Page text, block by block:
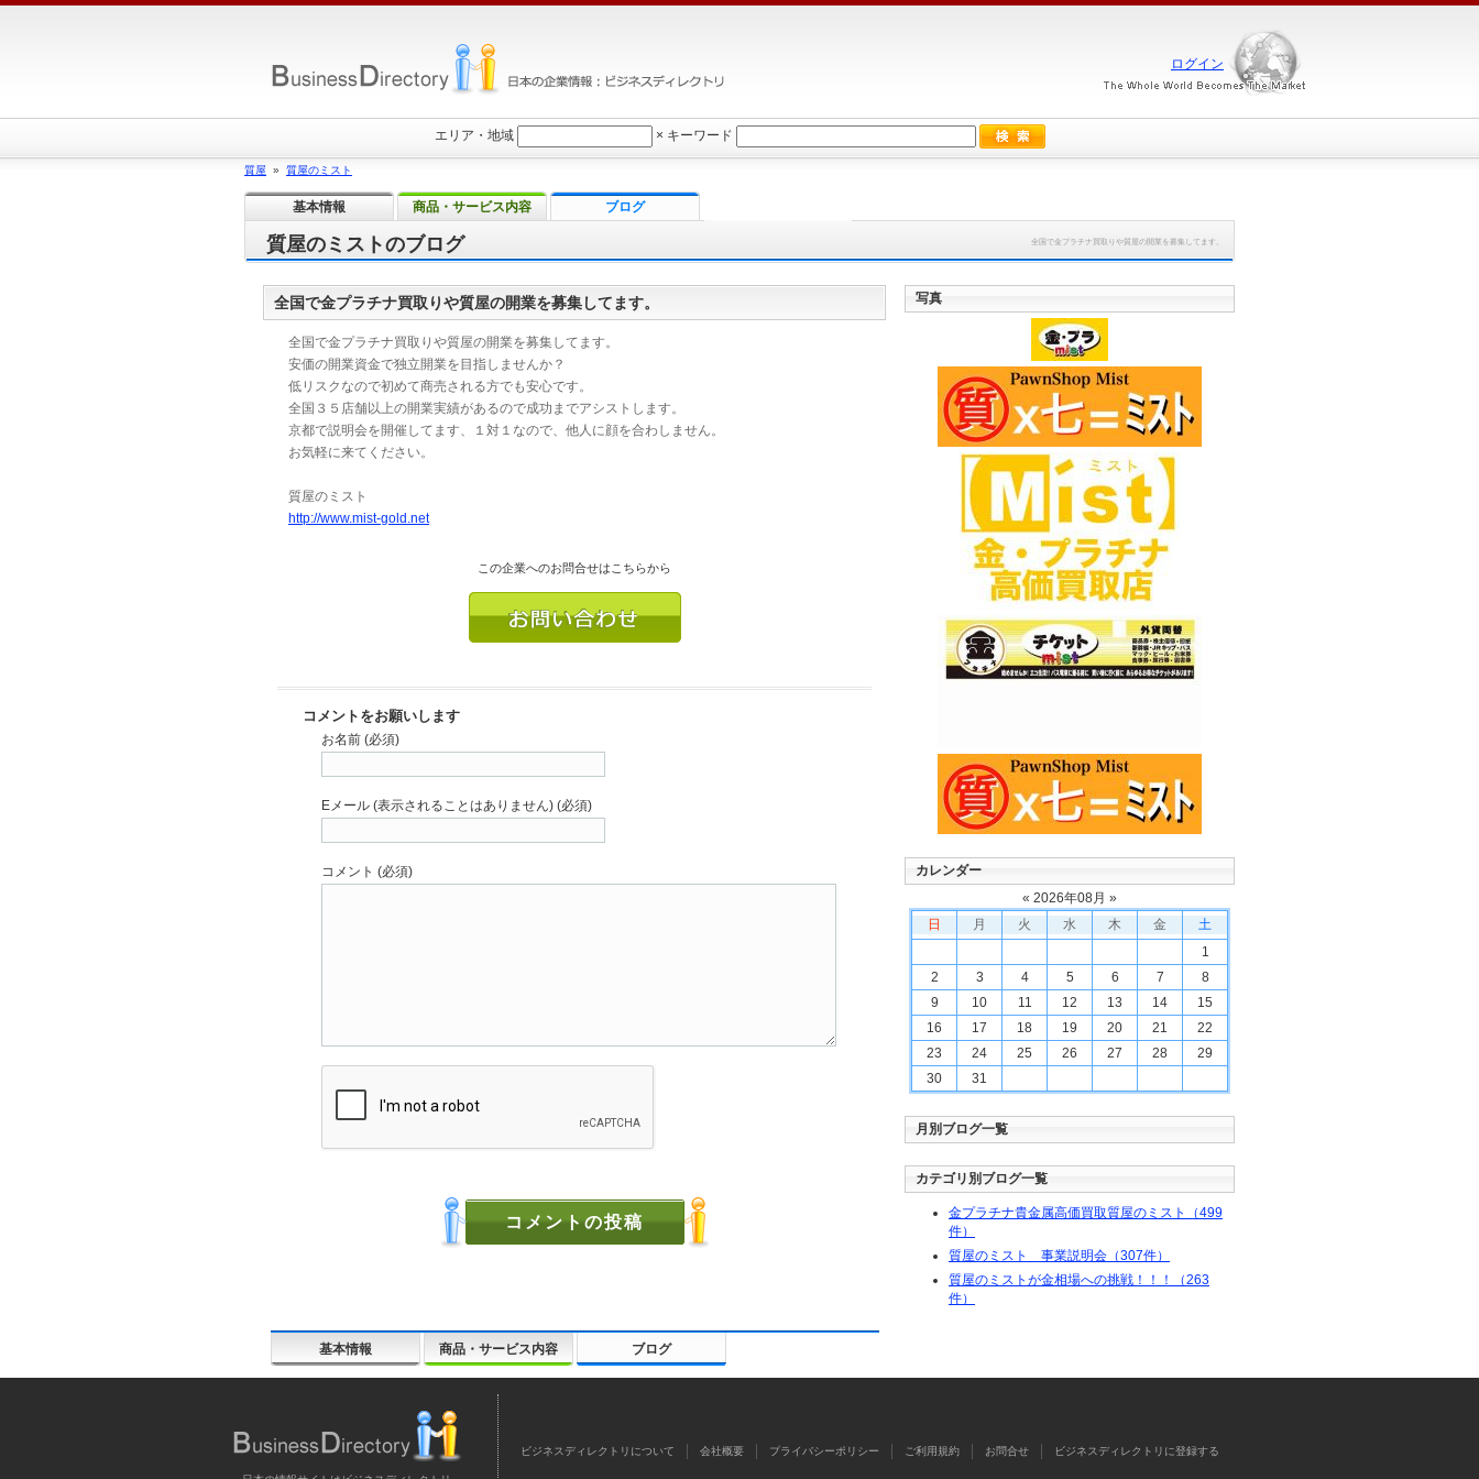
全国で金プラチナ買取りや質屋の開業を募集してます。
質屋のミストのブログ
全国で金プラチナ買取りや質屋の開業を募集してます。
全国で金プラチナ買取りや質屋の開業を募集してます。
安価の開業資金で独立開業を目指しませんか？
低リスクなので初めて商売される方でも安心です。
全国３５店舗以上の開業実績があるので成功までアシストします。
京都で説明会を開催してます、１対１なので、他人に顔を合わしません。
お気軽に来てください。
質屋のミスト
http://www.mist-gold.net
この企業へのお問合せはこちらから
コメントをお願いします
お名前 (必須)
Eメール (表示されることはありません) (必須)
コメント (必須)
写真
カレンダー
« 2026年08月 »
日
月 火 水 木 金
土
1
2
3 4 5 6 7
8
9
10 11 12 13 14
15
16
17 18 19 20 21
22
23
24 25 26 27 28
29
30
31
月別ブログ一覧
カテゴリ別ブログ一覧
金プラチナ貴金属高価買取質屋のミスト（499
件）
質屋のミスト 事業説明会（307件）
質屋のミストが金相場への挑戦！！！（263
件）
基本情報 商品・サービス内容 ブログ
ビジネスディレクトリについて 会社概要 プライバシーポリシー ご利用規約 お問合せ ビジネスディレクトリに登録する
ログイン
エリア・地域 × キーワード
質屋 » 質屋のミスト
基本情報 商品・サービス内容 ブログ